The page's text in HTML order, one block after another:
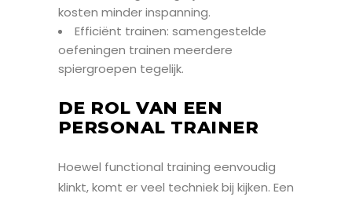
kosten minder inspanning.
Efficiënt trainen: samengestelde
oefeningen trainen meerdere
spiergroepen tegelijk.
DE ROL VAN EEN
PERSONAL TRAINER
Hoewel functional training eenvoudig
klinkt, komt er veel techniek bij kijken. Een